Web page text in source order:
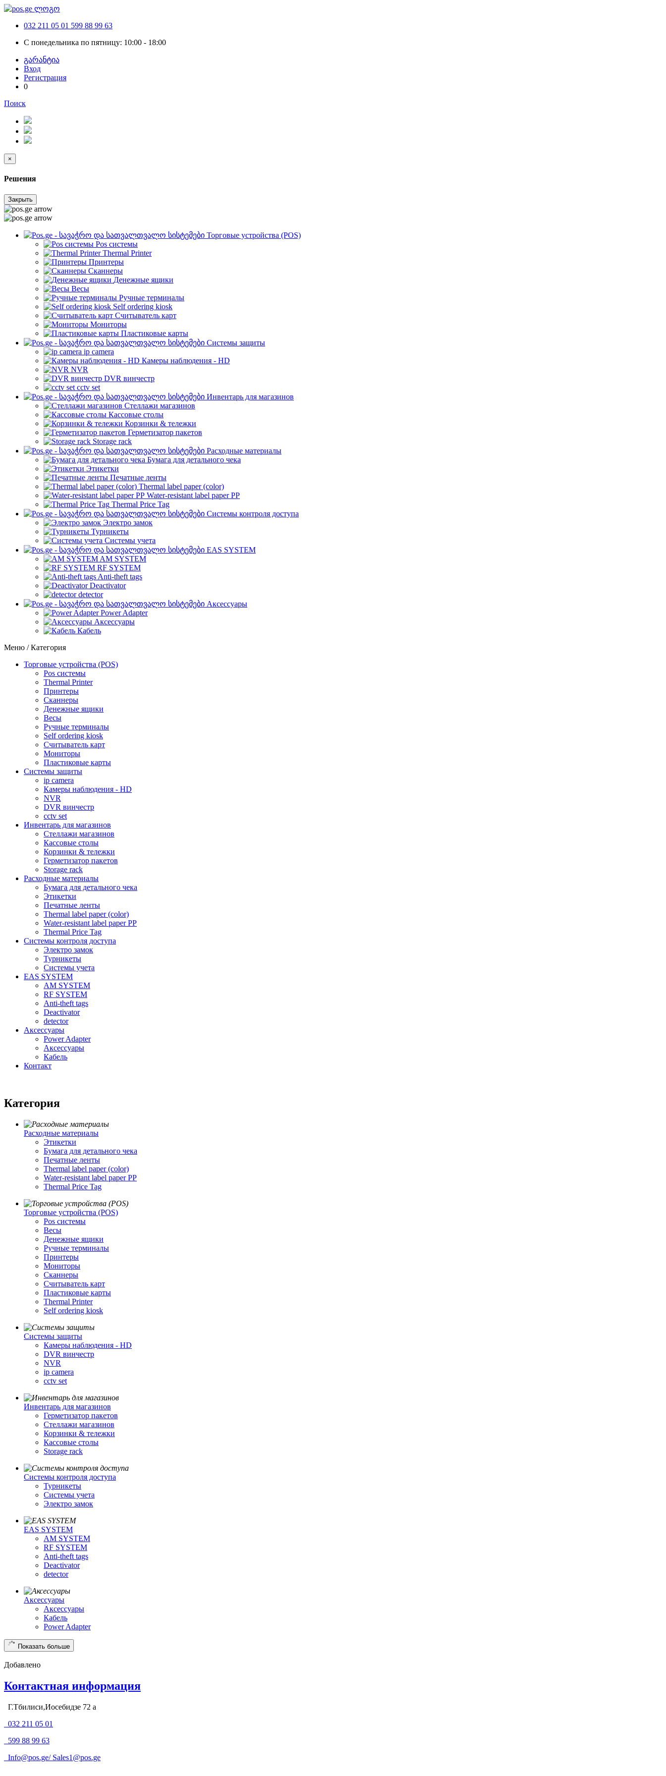
032 211 05 01 599 88 99 63
С понедельника по пятницу: 10:00 - 18:00
გარანტია
Вход
Регистрация
0
Поиск
×
Решения
Закрыть
Торговые устройства (POS)
Pos системы
Thermal Printer
Принтеры
Сканнеры
Денежные ящики
Весы
Ручные терминалы
Self ordering kiosk
Считыватель карт
Мониторы
Пластиковые карты
Cистемы защиты
ip camera
Камеры наблюдения - HD
NVR
DVR винчестр
cctv set
Инвентарь для магазинов
Стеллажи магазинов
Кассовые столы
Корзинки & тележки
Герметизатор пакетов
Storage rack
Расходные материалы
Бумага для детального чека
Этикетки
Печатные ленты
Thermal label paper (color)
Water-resistant label paper PP
Thermal Price Tag
Системы контроля доступа
Электро замок
Турникеты
Cистемы учета
EAS SYSTEM
AM SYSTEM
RF SYSTEM
Anti-theft tags
Deactivator
detector
Аксессуары
Power Adapter
Аксессуары
Кабель
Меню / Категория
Торговые устройства (POS)
Pos системы
Thermal Printer
Принтеры
Сканнеры
Денежные ящики
Весы
Ручные терминалы
Self ordering kiosk
Считыватель карт
Мониторы
Пластиковые карты
Cистемы защиты
ip camera
Камеры наблюдения - HD
NVR
DVR винчестр
cctv set
Инвентарь для магазинов
Стеллажи магазинов
Кассовые столы
Корзинки & тележки
Герметизатор пакетов
Storage rack
Расходные материалы
Бумага для детального чека
Этикетки
Печатные ленты
Thermal label paper (color)
Water-resistant label paper PP
Thermal Price Tag
Системы контроля доступа
Электро замок
Турникеты
Cистемы учета
EAS SYSTEM
AM SYSTEM
RF SYSTEM
Anti-theft tags
Deactivator
detector
Аксессуары
Power Adapter
Аксессуары
Кабель
Контакт
Категория
Расходные материалы
Этикетки
Бумага для детального чека
Печатные ленты
Thermal label paper (color)
Water-resistant label paper PP
Thermal Price Tag
Торговые устройства (POS)
Pos системы
Весы
Денежные ящики
Ручные терминалы
Принтеры
Мониторы
Сканнеры
Считыватель карт
Пластиковые карты
Thermal Printer
Self ordering kiosk
Cистемы защиты
Камеры наблюдения - HD
DVR винчестр
NVR
ip camera
cctv set
Инвентарь для магазинов
Герметизатор пакетов
Стеллажи магазинов
Корзинки & тележки
Кассовые столы
Storage rack
Системы контроля доступа
Турникеты
Cистемы учета
Электро замок
EAS SYSTEM
AM SYSTEM
RF SYSTEM
Anti-theft tags
Deactivator
detector
Аксессуары
Аксессуары
Кабель
Power Adapter
Показать больше
Добавлено
Контактная информация
Г.Тбилиси,Иосебидзе 72 а
032 211 05 01
599 88 99 63
Info@pos.ge/ Sales1@pos.ge